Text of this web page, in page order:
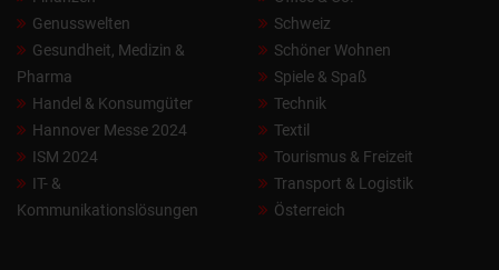
Genusswelten
Gesundheit, Medizin &
Pharma
Handel & Konsumgüter
Hannover Messe 2024
ISM 2024
IT- &
Kommunikationslösungen
Schweiz
Schöner Wohnen
Spiele & Spaß
Technik
Textil
Tourismus & Freizeit
Transport & Logistik
Österreich